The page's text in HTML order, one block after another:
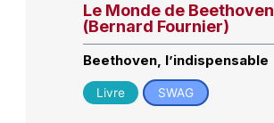
Le Monde de Beethoven
(Bernard Fournier)
Beethoven, l’indispensable
Livre SWAG